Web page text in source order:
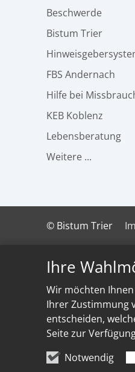
Ihre
Wir möchten
Ihrer Zustimmung
entscheiden,
Seite zur
Notwendig
Beschwerde
Bistum Trier
FBS Andernach
Hilfe bei
KEB Koblenz
Lebensberatung
Weitere ...
© Bistum Trier